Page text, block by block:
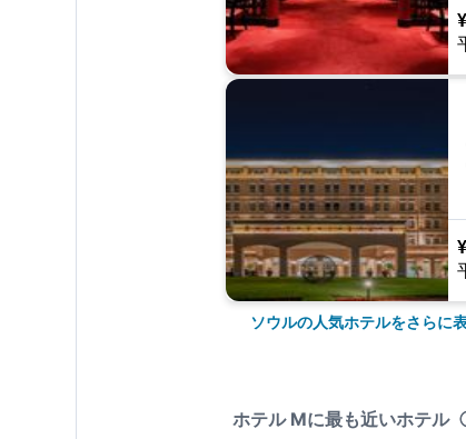
ソウルの人気ホテルをさらに
ホテル Mに最も近いホテル